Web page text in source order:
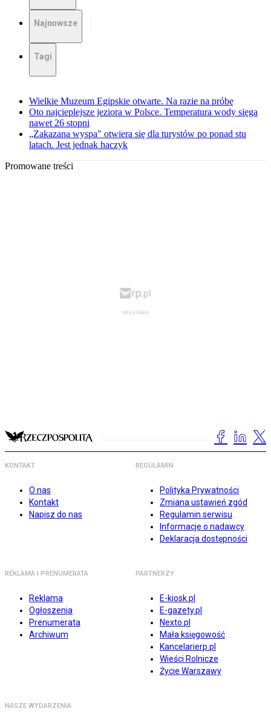
Najnowsze
Tagi
Wielkie Muzeum Egipskie otwarte. Na razie na próbę
Oto najcieplejsze jeziora w Polsce. Temperatura wody sięga
nawet 26 stopni
„Zakazana wyspa" otwiera się dla turystów po ponad stu
latach. Jest jednak haczyk
Promowane treści
KONTAKT
O nas
Kontakt
Napisz do nas
REGULAMIN
Polityka Prywatności
Zmiana ustawień zgód
Regulamin serwisu
Informacje o nadawcy
Deklaracja dostępności
REKLAMA I PRENUMERATA
Reklama
Ogłoszenia
Prenumerata
Archiwum
PARTNERZY
E-kiosk.pl
E-gazety.pl
Nexto.pl
Mała księgowość
Kancelarierp.pl
Wieści Rolnicze
Życie Warszawy
NASZE WYDARZENIA